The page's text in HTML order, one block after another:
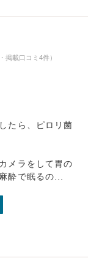
掲載口コミ4件）
たら、ピロリ菌
メラをして胃の
酔で眠るの...